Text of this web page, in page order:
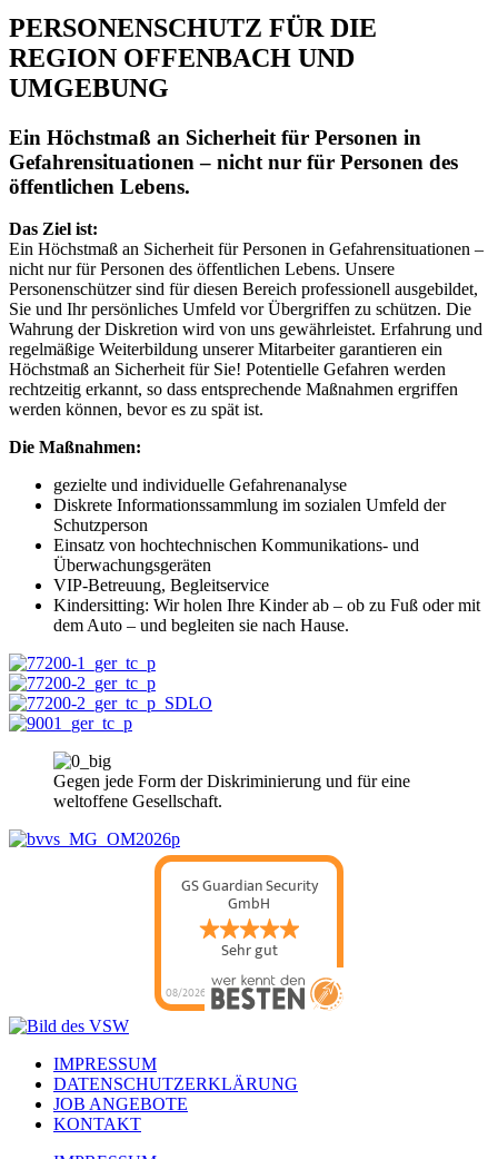
PERSONENSCHUTZ FÜR DIE
REGION OFFENBACH UND
UMGEBUNG
Ein Höchstmaß an Sicherheit für Personen in
Gefahrensituationen – nicht nur für Personen des
öffentlichen Lebens.
Das Ziel ist:
Ein Höchstmaß an Sicherheit für Personen in Gefahrensituationen –
nicht nur für Personen des öffentlichen Lebens. Unsere
Personenschützer sind für diesen Bereich professionell ausgebildet,
Sie und Ihr persönliches Umfeld vor Übergriffen zu schützen. Die
Wahrung der Diskretion wird von uns gewährleistet. Erfahrung und
regelmäßige Weiterbildung unserer Mitarbeiter garantieren ein
Höchstmaß an Sicherheit für Sie! Potentielle Gefahren werden
rechtzeitig erkannt, so dass entsprechende Maßnahmen ergriffen
werden können, bevor es zu spät ist.
Die Maßnahmen:
gezielte und individuelle Gefahrenanalyse
Diskrete Informationssammlung im sozialen Umfeld der
Schutzperson
Einsatz von hochtechnischen Kommunikations- und
Überwachungsgeräten
VIP-Betreuung, Begleitservice
Kindersitting: Wir holen Ihre Kinder ab – ob zu Fuß oder mit
dem Auto – und begleiten sie nach Hause.
Gegen jede Form der Diskriminierung und für eine
weltoffene Gesellschaft.
GS Guardian Security
GmbH
Sehr gut
08/2026
IMPRESSUM
DATENSCHUTZERKLÄRUNG
JOB ANGEBOTE
KONTAKT